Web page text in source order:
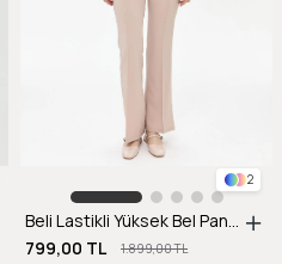
2
799,00 TL
1.899,00 TL